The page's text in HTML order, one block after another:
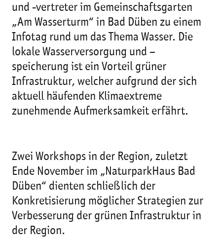
und -vertreter im Gemeinschaftsgarten
„Am Wasserturm“ in Bad Düben zu einem
Infotag rund um das Thema Wasser. Die
lokale Wasserversorgung und –
speicherung ist ein Vorteil grüner
Infrastruktur, welcher aufgrund der sich
aktuell häufenden Klimaextreme
zunehmende Aufmerksamkeit erfährt.
Zwei Workshops in der Region, zuletzt
Ende November im „NaturparkHaus Bad
Düben“ dienten schließlich der
Konkretisierung möglicher Strategien zur
Verbesserung der grünen Infrastruktur in
der Region.